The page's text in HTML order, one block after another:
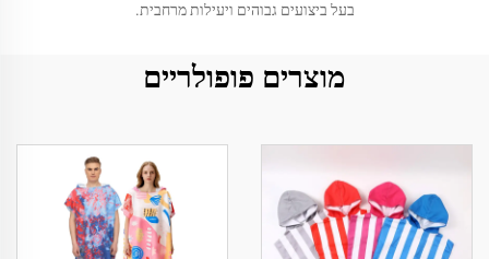
בעל ביצועים גבוהים ויעילות מרחבית.
מוצרים פופולריים